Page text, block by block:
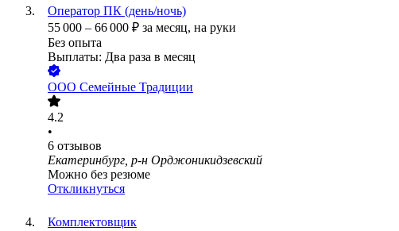
Оператор ПК (день/ночь)
55 000 – 66 000 ₽ за месяц, на руки
Без опыта
Выплаты: Два раза в месяц
ООО Семейные Традиции
4.2
•
6 отзывов
Екатеринбург, р-н Орджоникидзевский
Можно без резюме
Откликнуться
Комплектовщик